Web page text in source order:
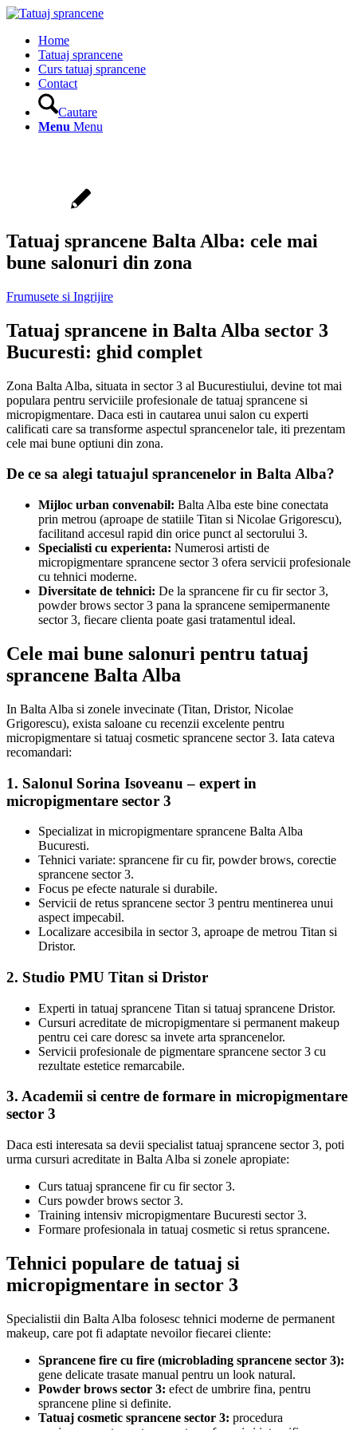
Home
Tatuaj sprancene
Curs tatuaj sprancene
Contact
Cautare
Menu Menu
Tatuaj sprancene Balta Alba: cele mai
bune salonuri din zona
Frumusete si Ingrijire
Tatuaj sprancene in Balta Alba sector 3
Bucuresti: ghid complet
Zona Balta Alba, situata in sector 3 al Bucurestiului, devine tot mai
populara pentru serviciile profesionale de tatuaj sprancene si
micropigmentare. Daca esti in cautarea unui salon cu experti
calificati care sa transforme aspectul sprancenelor tale, iti prezentam
cele mai bune optiuni din zona.
De ce sa alegi tatuajul sprancenelor in Balta Alba?
Mijloc urban convenabil: Balta Alba este bine conectata
prin metrou (aproape de statiile Titan si Nicolae Grigorescu),
facilitand accesul rapid din orice punct al sectorului 3.
Specialisti cu experienta: Numerosi artisti de
micropigmentare sprancene sector 3 ofera servicii profesionale
cu tehnici moderne.
Diversitate de tehnici: De la sprancene fir cu fir sector 3,
powder brows sector 3 pana la sprancene semipermanente
sector 3, fiecare clienta poate gasi tratamentul ideal.
Cele mai bune salonuri pentru tatuaj
sprancene Balta Alba
In Balta Alba si zonele invecinate (Titan, Dristor, Nicolae
Grigorescu), exista saloane cu recenzii excelente pentru
micropigmentare si tatuaj cosmetic sprancene sector 3. Iata cateva
recomandari:
1. Salonul Sorina Isoveanu – expert in
micropigmentare sector 3
Specializat in micropigmentare sprancene Balta Alba
Bucuresti.
Tehnici variate: sprancene fir cu fir, powder brows, corectie
sprancene sector 3.
Focus pe efecte naturale si durabile.
Servicii de retus sprancene sector 3 pentru mentinerea unui
aspect impecabil.
Localizare accesibila in sector 3, aproape de metrou Titan si
Dristor.
2. Studio PMU Titan si Dristor
Experti in tatuaj sprancene Titan si tatuaj sprancene Dristor.
Cursuri acreditate de micropigmentare si permanent makeup
pentru cei care doresc sa invete arta sprancenelor.
Servicii profesionale de pigmentare sprancene sector 3 cu
rezultate estetice remarcabile.
3. Academii si centre de formare in micropigmentare
sector 3
Daca esti interesata sa devii specialist tatuaj sprancene sector 3, poti
urma cursuri acreditate in Balta Alba si zonele apropiate:
Curs tatuaj sprancene fir cu fir sector 3.
Curs powder brows sector 3.
Training intensiv micropigmentare Bucuresti sector 3.
Formare profesionala in tatuaj cosmetic si retus sprancene.
Tehnici populare de tatuaj si
micropigmentare in sector 3
Specialistii din Balta Alba folosesc tehnici moderne de permanent
makeup, care pot fi adaptate nevoilor fiecarei cliente:
Sprancene fire cu fire (microblading sprancene sector 3):
gene delicate trasate manual pentru un look natural.
Powder brows sector 3: efect de umbrire fina, pentru
sprancene pline si definite.
Tatuaj cosmetic sprancene sector 3: procedura